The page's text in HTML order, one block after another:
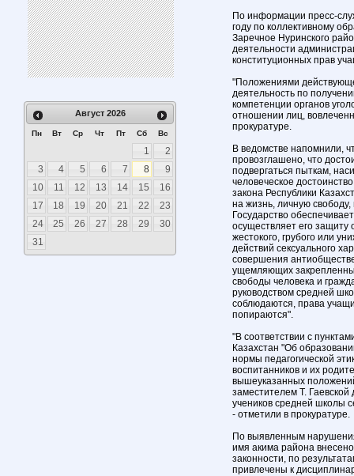
Август 2026
Пн Вт Ср Чт Пт Сб Вс
1
2
3
4 5 6 7 8
9
10
11 12 13 14 15
16
17
18 19 20 21 22
23
24
25 26 27 28 29
30
31
По информации пресс-
году по коллективному
Заречное Нуринского
деятельности
конституционных прав
"Положениями
деятельность по
компетенции органов
отношении лиц,
прокуратуре.
В ведомстве напомнили,
провозглашено, что
подвергаться пыткам,
человеческое
закона Республики
на жизнь, личную
Государство
осуществляет его защиту
жестокого, грубого или
действий сексуального
совершения
ущемляющих
свободы человека и
руководством средней
соблюдаются, права
попираются".
"В соответствии с
Казахстан "Об
нормы педагогической
воспитанников и их
вышеуказанных
заместителем Т.
учеников средней школы
- отметили в прокуратуре.
По выявленным
имя акима района
законности, по
привлечены к